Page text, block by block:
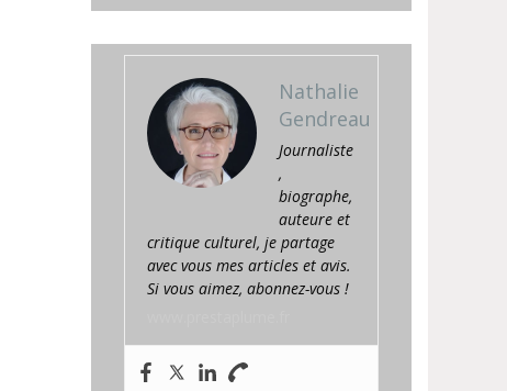
Nathalie
Gendreau
Journaliste
,
biographe,
auteure et
critique culturel, je partage
avec vous mes articles et avis.
Si vous aimez, abonnez-vous !